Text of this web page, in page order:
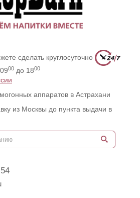
сделать круглосуточно
00 до 1800
аппаратов в Астрахани
из Москвы до пункта выдачи в